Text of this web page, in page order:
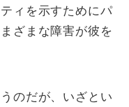
ィを示すためにパ
ざまな障害が彼を
のだが、いざとい